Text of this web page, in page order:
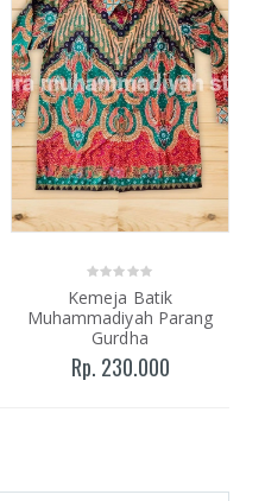
Kemeja Batik
Muhammadiyah Parang
Gurdha
Rp. 230.000